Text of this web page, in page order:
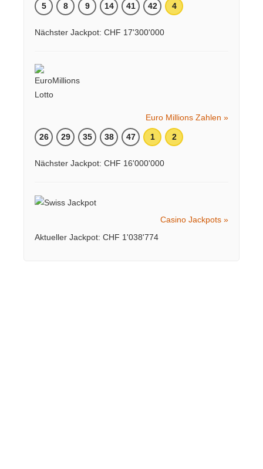
5 8 9 14 41 42 4
Nächster Jackpot: CHF 17'300'000
Euro Millions Zahlen »
26 29 35 38 47 1 2
Nächster Jackpot: CHF 16'000'000
Casino Jackpots »
Aktueller Jackpot: CHF 1'038'774